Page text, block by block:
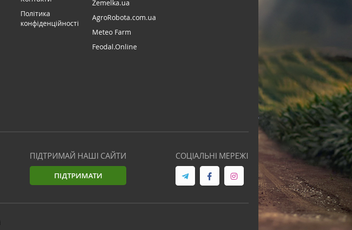
Політика
конфіденційності
Zemelka.ua
AgroRobota.com.ua
Meteo Farm
Feodal.Online
ПІДТРИМАЙ НАШІ САЙТИ
ПІДТРИМАТИ
СОЦІАЛЬНІ МЕРЕЖІ